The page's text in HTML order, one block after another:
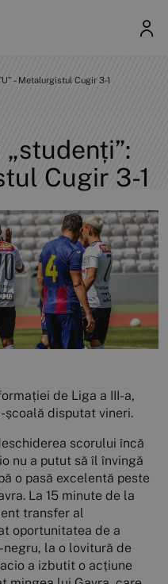
– Metalurgistul Cugir 3-1
Cugir 3-1
de Liga a III-a,
disputat vineri.
scorului încă
nu a putut să îl învingă
o pasă excelentă peste
La 15 minute de la
transfer al
oportunitatea de a
la o lovitură de
a izbutit o acțiune